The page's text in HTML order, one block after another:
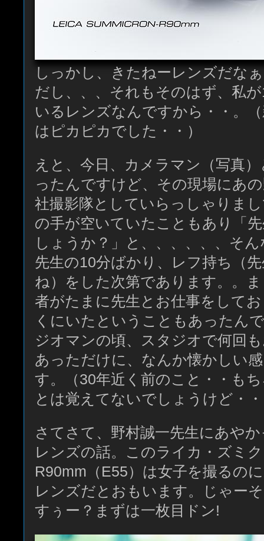
しっかし、きたねーレンズだな
だし、、、それもそのはず、私
いるレンズなんですから・・。
はピカピカでした・・）
えと、今日、カメラマン（写真
ったんですけど、その現場にあ
社撮影隊としていらっしゃりま
の手が空いていたこともあり「
しょうか？」と、、、、、、そ
先生の10分ばかり、レフ持ち（
ね）をした次第であります。。
者がたまに先生とお仕事をして
くにいたということもあったん
ジオマンの頃、スタジオで何回
あっただけに、なんか懐かしい
す。（30年近く前のこと・・も
とは覚えてないでしょうけど・
さてさて、野村誠一先生にあや
レンズの話。このライカ・ズミ
R90mm（E55）は女子を撮るの
レンズだとおもいます。じゃー
すぅー？まずは一枚目ドン!